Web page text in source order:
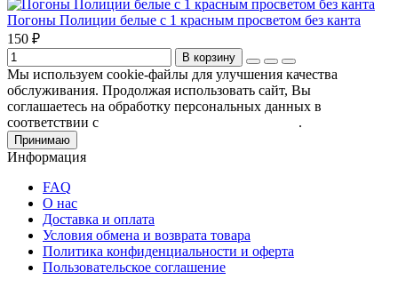
Погоны Полиции белые с 1 красным просветом без канта
150 ₽
В корзину
Мы используем cookie-файлы для улучшения качества
обслуживания. Продолжая использовать сайт, Вы
соглашаетесь на обработку персональных данных в
соответствии с
.
Принимаю
Информация
FAQ
О нас
Доставка и оплата
Условия обмена и возврата товара
Политика конфиденциальности и оферта
Пользовательское соглашение